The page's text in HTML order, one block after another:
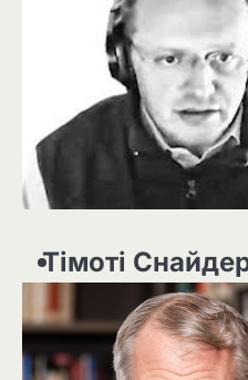
Тімоті